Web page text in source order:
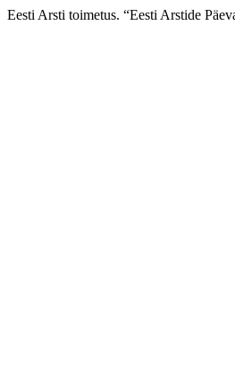
Eesti Arsti toimetus. “Eesti Arstide